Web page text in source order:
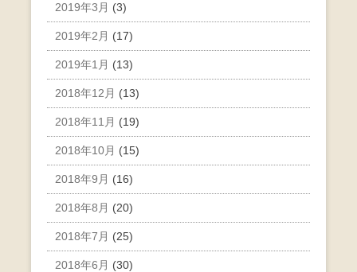
2019年3月 (3)
2019年2月 (17)
2019年1月 (13)
2018年12月 (13)
2018年11月 (19)
2018年10月 (15)
2018年9月 (16)
2018年8月 (20)
2018年7月 (25)
2018年6月 (30)